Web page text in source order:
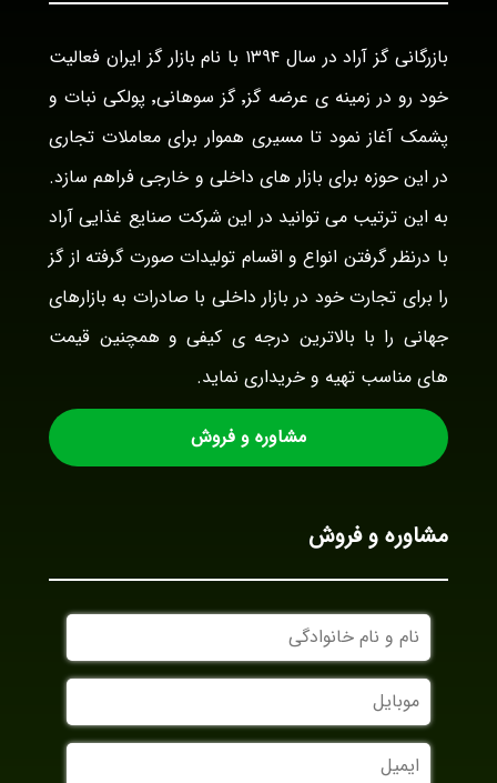
بازرگانی گز آراد در سال ۱۳۹۴ با نام بازار گز ایران فعالیت
خود رو در زمینه ی عرضه گز٬ گز سوهانی٬ پولکی نبات و
پشمک آغاز نمود تا مسیری هموار برای معاملات تجاری
در این حوزه برای بازار های داخلی و خارجی فراهم سازد.
به این ترتیب می توانید در این شرکت صنایع غذایی آراد
با درنظر گرفتن انواع و اقسام تولیدات صورت گرفته از گز
را برای تجارت خود در بازار داخلی با صادرات به بازارهای
جهانی را با بالاترین درجه ی کیفی و همچنین قیمت
های مناسب تهیه و خریداری نماید.
مشاوره و فروش
مشاوره و فروش
نام
و
نام
خانوادگی
موبایل
ایمیل